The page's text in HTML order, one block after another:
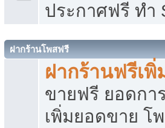
ประกาศฟรี ทำ
ฝากร้านโพสฟรี
ฝากร้านฟรีเ
ขายฟรี ยอดกา
เพิ่มยอดขาย โ